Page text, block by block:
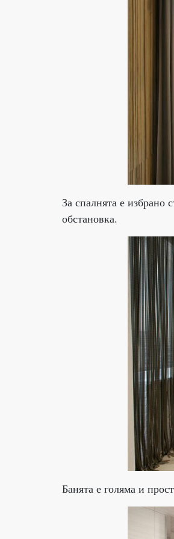
За спалнята е избрано
обстановка.
Банята е голяма и